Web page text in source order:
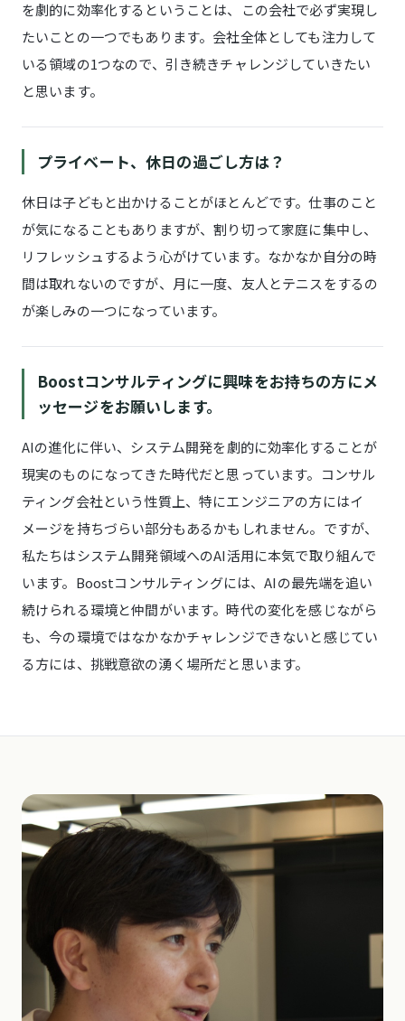
を劇的に効率化するということは、この会社で必ず実現し
たいことの一つでもあります。会社全体としても注力して
いる領域の1つなので、引き続きチャレンジしていきたい
と思います。
プライベート、休日の過ごし方は？
休日は子どもと出かけることがほとんどです。仕事のこと
が気になることもありますが、割り切って家庭に集中し、
リフレッシュするよう心がけています。なかなか自分の時
間は取れないのですが、月に一度、友人とテニスをするの
が楽しみの一つになっています。
Boostコンサルティングに興味をお持ちの方にメ
ッセージをお願いします。
AIの進化に伴い、システム開発を劇的に効率化することが
現実のものになってきた時代だと思っています。コンサル
ティング会社という性質上、特にエンジニアの方にはイ
メージを持ちづらい部分もあるかもしれません。ですが、
私たちはシステム開発領域へのAI活用に本気で取り組んで
います。Boostコンサルティングには、AIの最先端を追い
続けられる環境と仲間がいます。時代の変化を感じながら
も、今の環境ではなかなかチャレンジできないと感じてい
る方には、挑戦意欲の湧く場所だと思います。